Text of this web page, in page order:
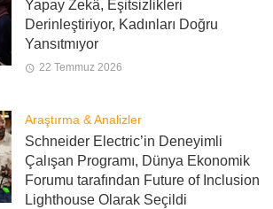
Yapay Zekâ, Eşitsizlikleri
Derinleştiriyor, Kadınları Doğru
Yansıtmıyor
22 Temmuz 2026
Araştırma & Analizler
Schneider Electric’in Deneyimli
Çalışan Programı, Dünya Ekonomik
Forumu tarafından Future of Inclusion
Lighthouse Olarak Seçildi